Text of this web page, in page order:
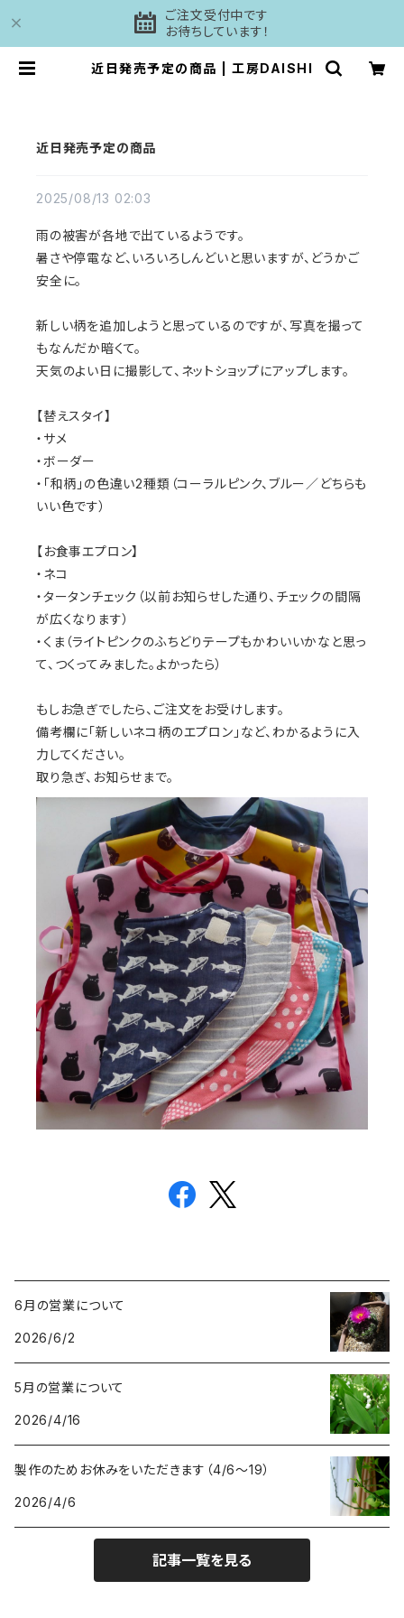
ご注文受付中です
お待ちしています！
近日発売予定の商品 | 工房DAISHI
近日発売予定の商品
2025/08/13 02:03
雨の被害が各地で出ているようです。
暑さや停電など、いろいろしんどいと思いますが、どうかご
安全に。
新しい柄を追加しようと思っているのですが、写真を撮って
もなんだか暗くて。
天気のよい日に撮影して、ネットショップにアップします。
【替えスタイ】
・サメ
・ボーダー
・「和柄」の色違い2種類（コーラルピンク、ブルー／どちらも
いい色です）
【お食事エプロン】
・ネコ
・タータンチェック（以前お知らせした通り、チェックの間隔
が広くなります）
・くま（ライトピンクのふちどりテープもかわいいかなと思っ
て、つくってみました。よかったら）
もしお急ぎでしたら、ご注文をお受けします。
備考欄に「新しいネコ柄のエプロン」など、わかるように入
力してください。
取り急ぎ、お知らせまで。
6月の営業について
2026/6/2
5月の営業について
2026/4/16
製作のためお休みをいただきます（4/6〜19）
2026/4/6
記事一覧を見る